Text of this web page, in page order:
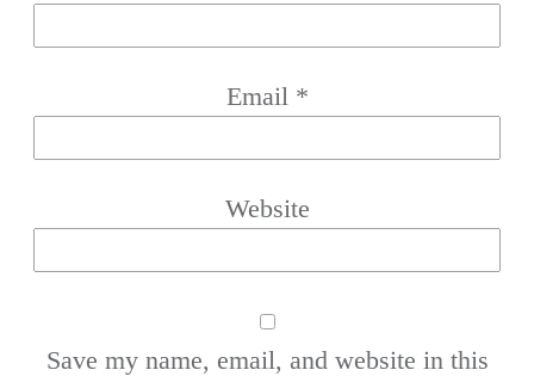
Email *
Website
Save my name, email, and website in this